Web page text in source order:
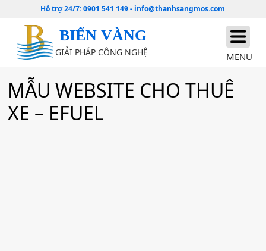
Hỗ trợ 24/7:0901 541 149- info@thanhsangmos.com
BIỂN VÀNG
GIẢI PHÁP CÔNG NGHỆ MENU
MẪU WEBSITE CHO THUÊ
XE – EFUEL